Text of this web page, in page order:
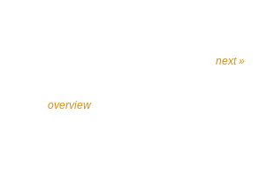
overview
next »